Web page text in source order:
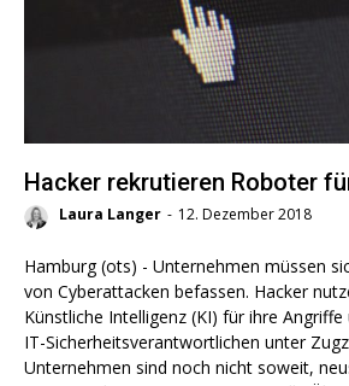
Hacker rekrutieren Roboter
Laura Langer - 12. Dezember 2018
Hamburg (ots) - Unternehmen müssen
von Cyberattacken befassen. Hacker
Künstliche Intelligenz (KI) für ihre
IT-Sicherheitsverantwortlichen unter
Unternehmen sind noch nicht soweit,